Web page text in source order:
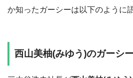
か知ったガーシーは以下のように
西山美柚(みゆう)のガーシ